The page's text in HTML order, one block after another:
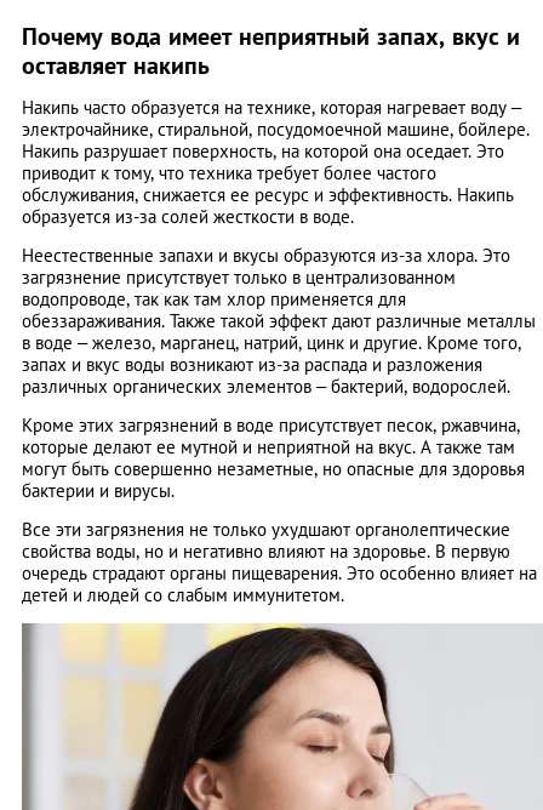
Почему вода имеет неприятный запах, вкус и
оставляет накипь
Накипь часто образуется на технике, которая нагревает воду –
электрочайнике, стиральной, посудомоечной машине, бойлере.
Накипь разрушает поверхность, на которой она оседает. Это
приводит к тому, что техника требует более частого
обслуживания, снижается ее ресурс и эффективность. Накипь
образуется из-за солей жесткости в воде.
Неестественные запахи и вкусы образуются из-за хлора. Это
загрязнение присутствует только в централизованном
водопроводе, так как там хлор применяется для
обеззараживания. Также такой эффект дают различные металлы
в воде – железо, марганец, натрий, цинк и другие. Кроме того,
запах и вкус воды возникают из-за распада и разложения
различных органических элементов – бактерий, водорослей.
Кроме этих загрязнений в воде присутствует песок, ржавчина,
которые делают ее мутной и неприятной на вкус. А также там
могут быть совершенно незаметные, но опасные для здоровья
бактерии и вирусы.
Все эти загрязнения не только ухудшают органолептические
свойства воды, но и негативно влияют на здоровье. В первую
очередь страдают органы пищеварения. Это особенно влияет на
детей и людей со слабым иммунитетом.